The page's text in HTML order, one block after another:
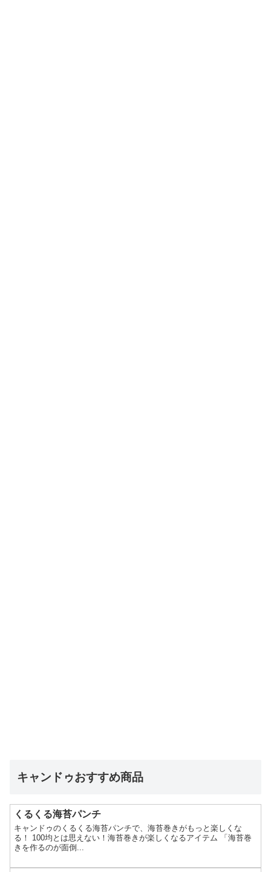
キャンドゥおすすめ商品
くるくる海苔パンチ
キャンドゥのくるくる海苔パンチで、海苔巻きがもっと楽しくな
る！ 100均とは思えない！海苔巻きが楽しくなるアイテム 「海苔巻
きを作るのが面倒...